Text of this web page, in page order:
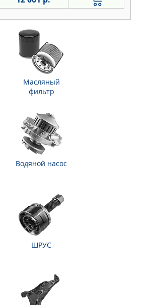
Масляный
фильтр
Водяной насос
ШРУС